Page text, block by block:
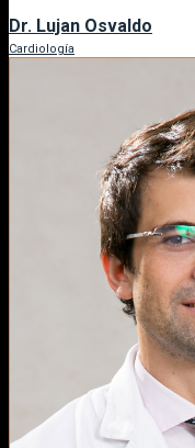
Dr. Lujan Osvaldo
Cardiología